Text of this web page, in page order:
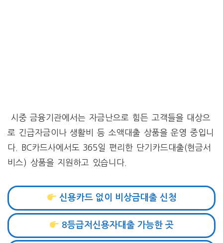
시중 금융기관에서는 자금난으로 힘든 고객들을 대상으
로 긴급자금이나 생활비 등 소액대출 상품을 운영 중입니
다. BC카드사에서도 365일 편리한 단기카드대출(현금서
비스) 상품을 지원하고 있습니다.
신용카드 없이 비상금대출 신청
8등급저신용자대출 가능한 곳